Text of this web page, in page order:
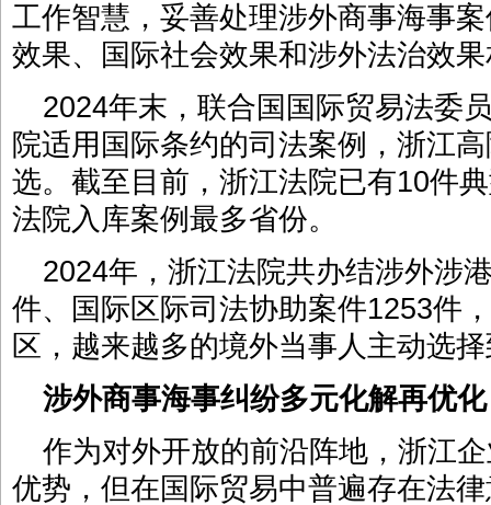
工作智慧，妥善处理涉外商事海事
效果、国际社会效果和涉外法治效
2024年末，联合国国际贸易法委
院适用国际条约的司法案例，浙江
选。截至目前，浙江法院已有10件
法院入库案例最多省份。
2024年，浙江法院共办结涉外涉
件、国际区际司法协助案件1253件
区，越来越多的境外当事人主动选
涉外商事海事纠纷多元化解再优化
作为对外开放的前沿阵地，浙江
优势，但在国际贸易中普遍存在法